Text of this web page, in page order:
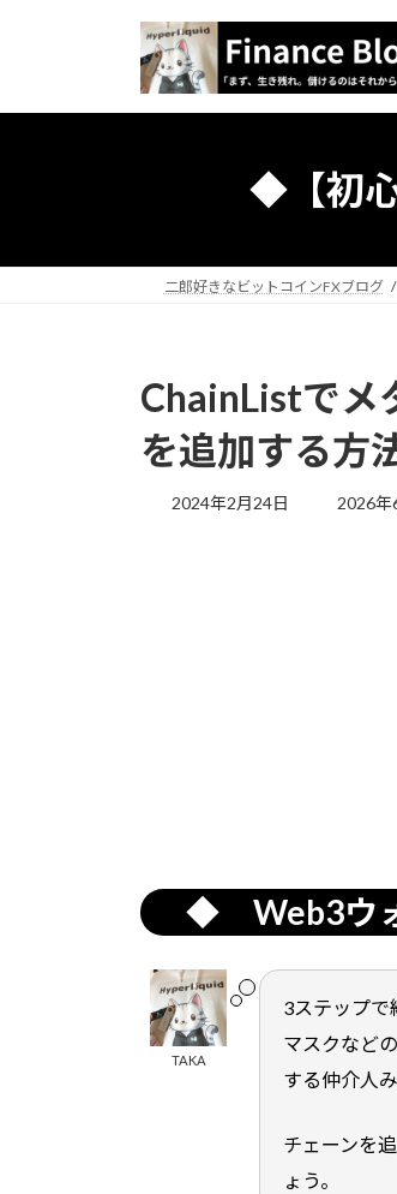
プ
動
◆【初
二郎好きなビットコインFXブログ
ChainListでメ
を追加する方
2024年2月24日
最
2026年
◆ Web3ウォ
TAKA
3ステップで
マスクなど
する仲介人
チェーンを
ょう。